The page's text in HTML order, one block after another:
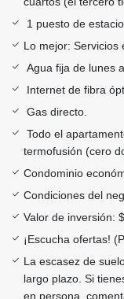
1 puesto de
Lo mejor: Servicios
Agua fija de lunes
Internet de fibra
Gas directo.
Todo el
termofusión (cero
Condominio
Condiciones del
Valor de inversión:
¡Escucha ofertas!
La escasez de
largo plazo. Si
en persona,